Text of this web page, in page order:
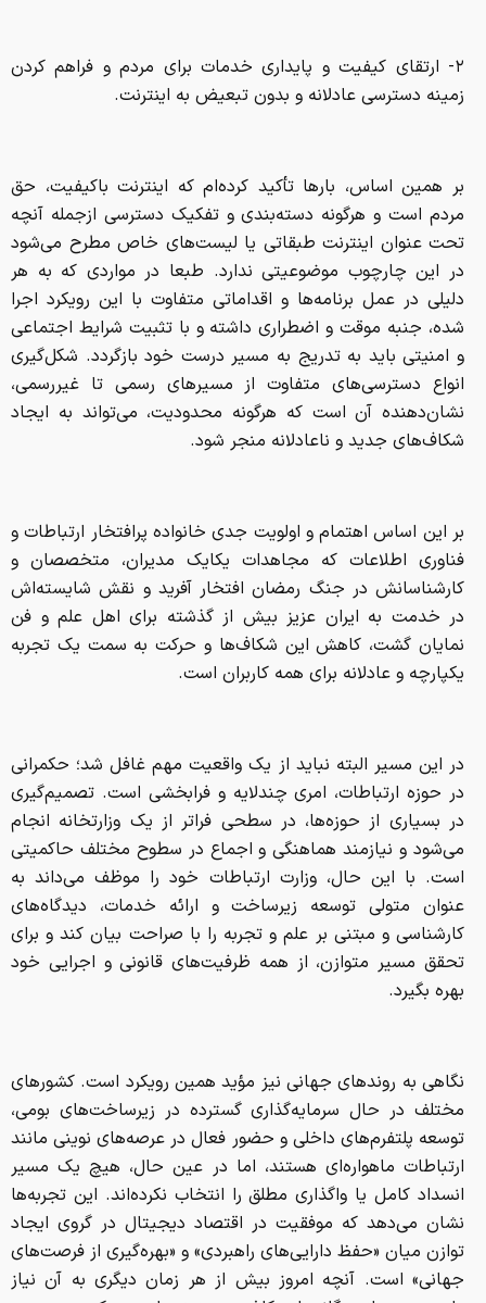
۲- ارتقای کیفیت و پایداری خدمات برای مردم و فراهم کردن
زمینه دسترسی عادلانه و بدون تبعیض به اینترنت.
بر همین اساس، بارها تأکید کرده‌ام که اینترنت باکیفیت، حق
مردم است و هرگونه دسته‌بندی و تفکیک دسترسی ازجمله آنچه
تحت عنوان اینترنت طبقاتی یا لیست‌های خاص مطرح می‌شود
در این چارچوب موضوعیتی ندارد. طبعا در مواردی که به هر
دلیلی در عمل برنامه‌ها و اقداماتی متفاوت با این رویکرد اجرا
شده، جنبه موقت و اضطراری داشته و با تثبیت شرایط اجتماعی
و امنیتی باید به تدریج به مسیر درست خود بازگردد. شکل‌گیری
انواع دسترسی‌های متفاوت از مسیرهای رسمی تا غیررسمی،
نشان‌دهنده آن است که هرگونه محدودیت، می‌تواند به ایجاد
شکاف‌های جدید و ناعادلانه منجر شود.
بر این اساس اهتمام و اولویت‌ جدی خانواده پرافتخار ارتباطات و
فناوری اطلاعات که مجاهدات یکایک مدیران، متخصصان و
کارشناسانش در جنگ رمضان افتخار آفرید و نقش شایسته‌اش
در خدمت به ایران عزیز بیش از گذشته برای اهل علم و فن
نمایان گشت، کاهش این شکاف‌ها و حرکت به سمت یک تجربه
یکپارچه و عادلانه برای همه کاربران است.
در این مسیر البته نباید از یک واقعیت مهم غافل شد؛ حکمرانی
در حوزه ارتباطات، امری چندلایه و فرابخشی است. تصمیم‌گیری
در بسیاری از حوزه‌ها، در سطحی فراتر از یک وزارتخانه انجام
می‌شود و نیازمند هماهنگی و اجماع در سطوح مختلف حاکمیتی
است. با این حال، وزارت ارتباطات خود را موظف می‌داند به
عنوان متولی توسعه زیرساخت و ارائه خدمات، دیدگاه‌های
کارشناسی و مبتنی بر علم و تجربه را با صراحت بیان کند و برای
تحقق مسیر متوازن، از همه ظرفیت‌های قانونی و اجرایی خود
بهره بگیرد.
نگاهی به روندهای جهانی نیز مؤید همین رویکرد است. کشورهای
مختلف در حال سرمایه‌گذاری گسترده در زیرساخت‌های بومی،
توسعه پلتفرم‌های داخلی و حضور فعال در عرصه‌های نوینی مانند
ارتباطات ماهواره‌ای هستند، اما در عین حال، هیچ ‌یک مسیر
انسداد کامل یا واگذاری مطلق را انتخاب نکرده‌اند. این تجربه‌ها
نشان می‌دهد که موفقیت در اقتصاد دیجیتال در گروی ایجاد
توازن میان «حفظ دارایی‌های راهبردی» و «بهره‌گیری از فرصت‌های
جهانی» است. آنچه امروز بیش از هر زمان دیگری به آن نیاز